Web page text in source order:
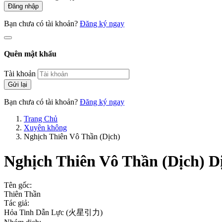
Đăng nhập
Bạn chưa có tài khoản? Đăng ký ngay
Quên mật khẩu
Tài khoản
Gửi lại
Bạn chưa có tài khoản? Đăng ký ngay
Trang Chủ
Xuyên không
Nghịch Thiên Vô Thần (Dịch)
Nghịch Thiên Vô Thần (Dịch)
Tên gốc:
Thiên Thần
Tác giả:
Hỏa Tinh Dẫn Lực (火星引力)